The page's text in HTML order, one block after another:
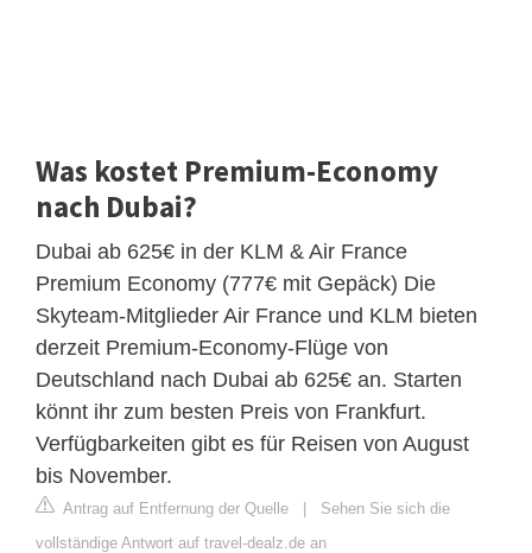
Was kostet Premium-Economy
nach Dubai?
Dubai ab 625€ in der KLM & Air France
Premium Economy (777€ mit Gepäck) Die
Skyteam-Mitglieder Air France und KLM bieten
derzeit Premium-Economy-Flüge von
Deutschland nach Dubai ab 625€ an. Starten
könnt ihr zum besten Preis von Frankfurt.
Verfügbarkeiten gibt es für Reisen von August
bis November.
Antrag auf Entfernung der Quelle | Sehen Sie sich die
vollständige Antwort auf travel-dealz.de an